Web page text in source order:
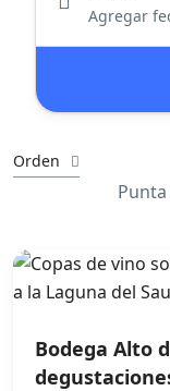
Agregar
Orden
Bodega Alto